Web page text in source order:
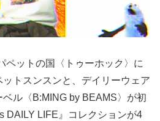
ペットの国〈トゥーホック〉に
トスンスンと、デイリーウェア
ル〈B:MING by BEAMS〉が初
DAILY LIFE』コレクションが4